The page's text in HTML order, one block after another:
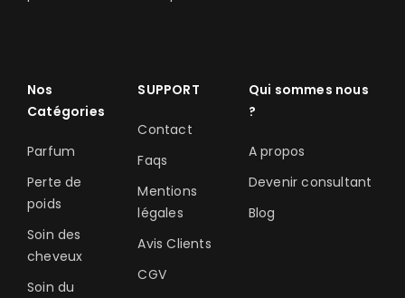
Qui sommes nous
?
A propos
Devenir consultant
Blog
SUPPORT
Contact
Faqs
Mentions
légales
Avis Clients
CGV
Nos
Catégories
Parfum
Perte de
poids
Soin des
cheveux
Soin du